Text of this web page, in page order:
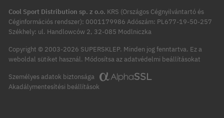
Cool Sport Distribution sp. z o.o. KRS (Országos Cégnyilvántartó és
Céginformációs rendszer): 0001179986 Adószám: PL677-19-50-257
Székhely: ul. Handlowców 2, 32-085 Modlniczka
Copyright © 2003-2026 SUPERSKLEP. Minden jog fenntartva. Ez a
weboldal sütiket használ. Módosítsa az adatvédelmi beállításokat
Személyes adatok biztonsága
Akadálymentesítési beállítások